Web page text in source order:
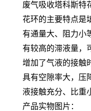
废气吸收塔科斯特
花环的主要特点是
有通量大、阻力小
有较高的滞液量，
增加了气液的接触
具有空隙率大，压
液接触充分、比重
产品实物图片：